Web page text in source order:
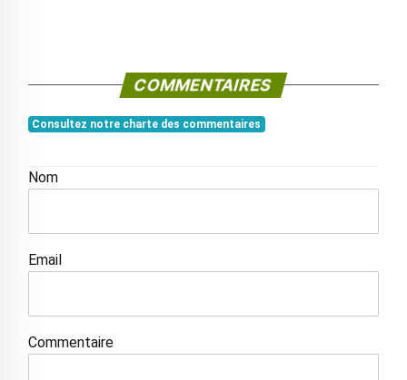
COMMENTAIRES
Consultez notre charte des commentaires
Nom
Email
Commentaire